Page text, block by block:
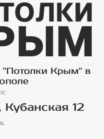
Крым" в
12